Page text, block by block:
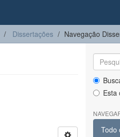
Dissertações Navegação
Esta
Todo